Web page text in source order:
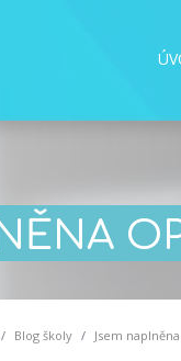
Blog školy Jsem